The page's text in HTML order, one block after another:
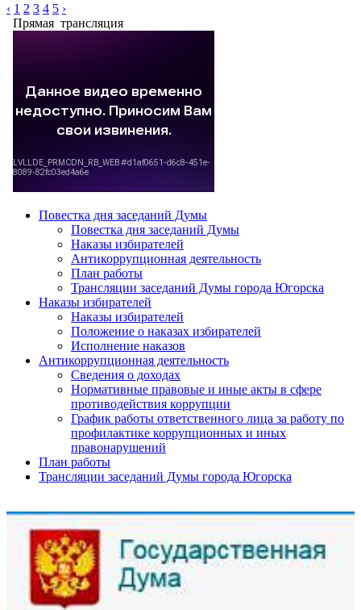
‹ 1 2 3 4 5 ›
Прямая трансляция
Повестка дня заседаний Думы
Повестка дня заседаний Думы
Наказы избирателей
Антикоррупционная деятельность
План работы
Трансляции заседаний Думы города Югорска
Наказы избирателей
Наказы избирателей
Положение о наказах избирателей
Исполнение наказов
Антикоррупционная деятельность
Сведения о доходах
Нормативные правовые и иные акты в сфере
противодействия коррупции
График работы ответственного лица за работу по
профилактике коррупционных и иных
правонарушений
План работы
Трансляции заседаний Думы города Югорска